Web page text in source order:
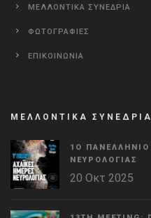
ΜΕΛΛΟΝΤΙΚΑ ΣΥΝΕΔΡΙΑ
ΦΩΤΟΓΡΑΦΙΕΣ
ΕΠΙΚΟΙΝΩΝΙΑ
ΜΕΛΛΟΝΤΙΚΑ ΣΥΝΕΔΡΙΑ
1Ο
ΝΕΥΡΟΛΟΓΊΑΣ
20 Οκτ 2025